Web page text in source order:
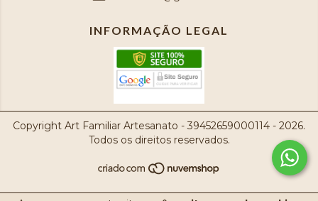
INFORMAÇÃO LEGAL
Copyright Art Familiar Artesanato - 39452659000114 - 2026.
Todos os direitos reservados.